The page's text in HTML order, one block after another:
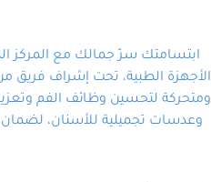
ابتسامتك سرّ جمالك مع المركز
الأجهزة الطبية، تحت إشراف فريق من
ومتحركة لتحسين وظائف الفم
وعدسات تجميلية للأسنان، لضمان